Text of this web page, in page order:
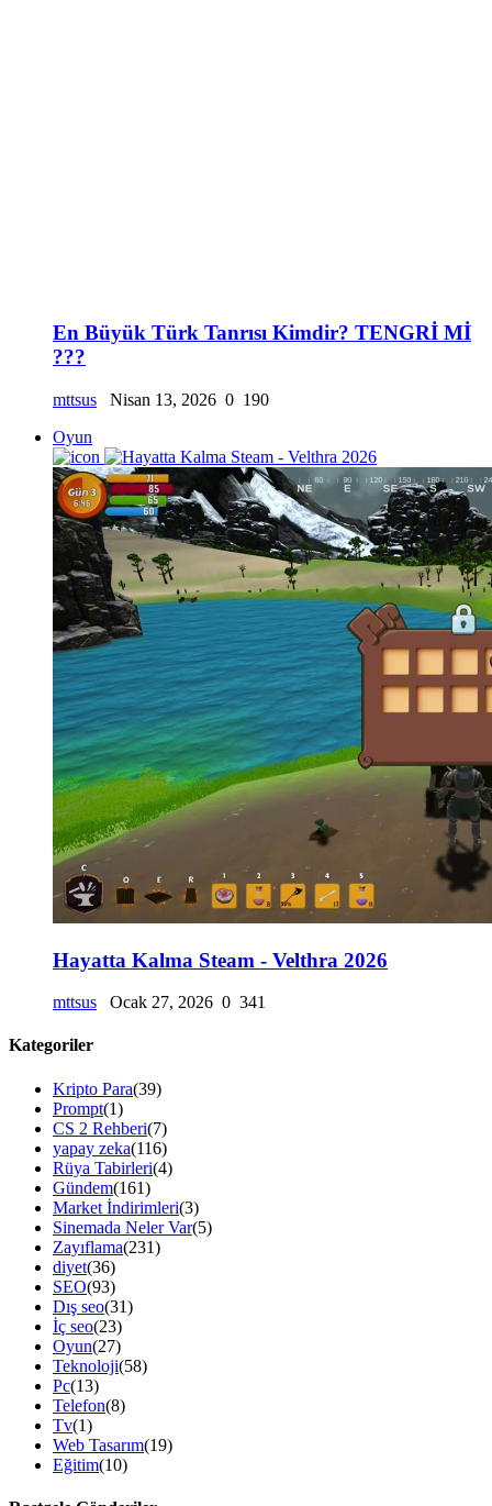
En Büyük Türk Tanrısı Kimdir? TENGRİ Mİ
???
mttsus Nisan 13, 2026 0 190
Oyun
Hayatta Kalma Steam - Velthra 2026
mttsus Ocak 27, 2026 0 341
Kategoriler
Kripto Para(39)
Prompt(1)
CS 2 Rehberi(7)
yapay zeka(116)
Rüya Tabirleri(4)
Gündem(161)
Market İndirimleri(3)
Sinemada Neler Var(5)
Zayıflama(231)
diyet(36)
SEO(93)
Dış seo(31)
İç seo(23)
Oyun(27)
Teknoloji(58)
Pc(13)
Telefon(8)
Tv(1)
Web Tasarım(19)
Eğitim(10)